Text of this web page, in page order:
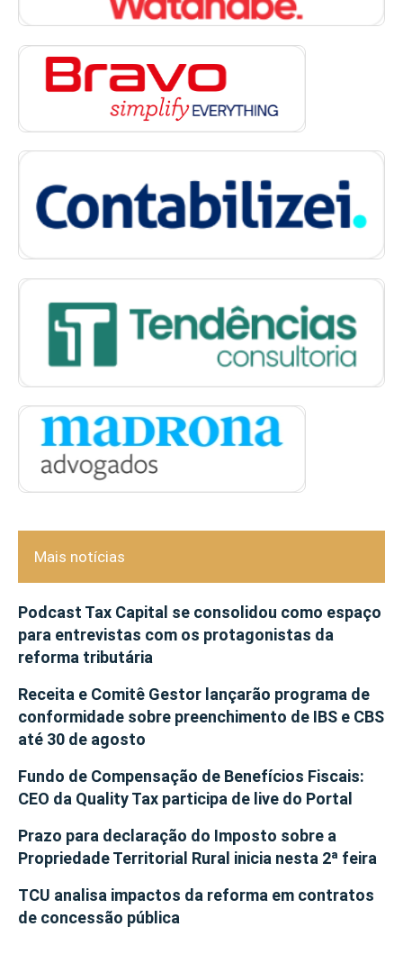
Mais notícias
Podcast Tax Capital se consolidou como espaço
para entrevistas com os protagonistas da
reforma tributária
Receita e Comitê Gestor lançarão programa de
conformidade sobre preenchimento de IBS e CBS
até 30 de agosto
Fundo de Compensação de Benefícios Fiscais:
CEO da Quality Tax participa de live do Portal
Prazo para declaração do Imposto sobre a
Propriedade Territorial Rural inicia nesta 2ª feira
TCU analisa impactos da reforma em contratos
de concessão pública